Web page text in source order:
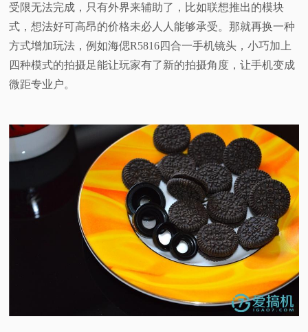
体
验
专
受限无法完成，只有外界来辅助了，比如联想推出的模块
式，想法好可高昂的价格未必人人能够承受。那就再换一种
方式增加玩法，例如海偲R5816四合一手机镜头，小巧加上
四种模式的拍摄足能让玩家有了新的拍摄角度，让手机变成
微距专业户。